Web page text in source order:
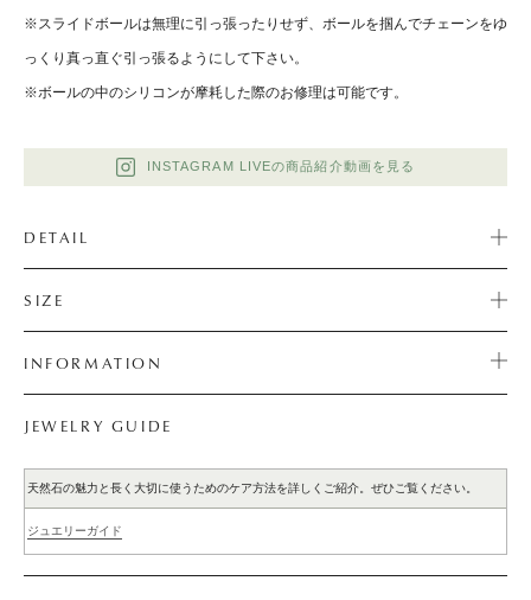
※スライドボールは無理に引っ張ったりせず、ボールを掴んでチェーンをゆ
っくり真っ直ぐ引っ張るようにして下さい。
※ボールの中のシリコンが摩耗した際のお修理は可能です。
INSTAGRAM LIVEの商品紹介動画を見る
DETAIL
SIZE
INFORMATION
JEWELRY GUIDE
天然石の魅力と長く大切に使うためのケア方法を詳しくご紹介。ぜひご覧ください。
ジュエリーガイド